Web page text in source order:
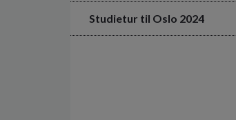
Studietur til Oslo 2024